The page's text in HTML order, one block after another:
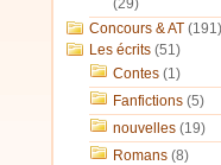
(29)
Concours & AT(191)
Les écrits(51)
Contes(1)
Fanfictions(5)
nouvelles(19)
Romans(8)